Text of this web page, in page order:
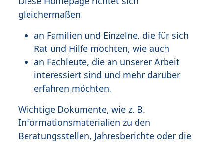
gleichermaßen
an Familien und Einzelne, die für sich
Rat und Hilfe möchten, wie auch
an Fachleute, die an unserer Arbeit
interessiert sind und mehr darüber
erfahren möchten.
Wichtige Dokumente, wie z. B.
Informationsmaterialien zu den
Beratungsstellen, Jahresberichte oder die